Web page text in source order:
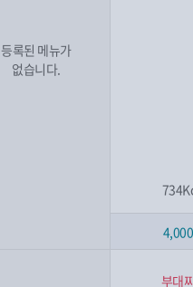
등록된 메뉴가
없습니다.
부대